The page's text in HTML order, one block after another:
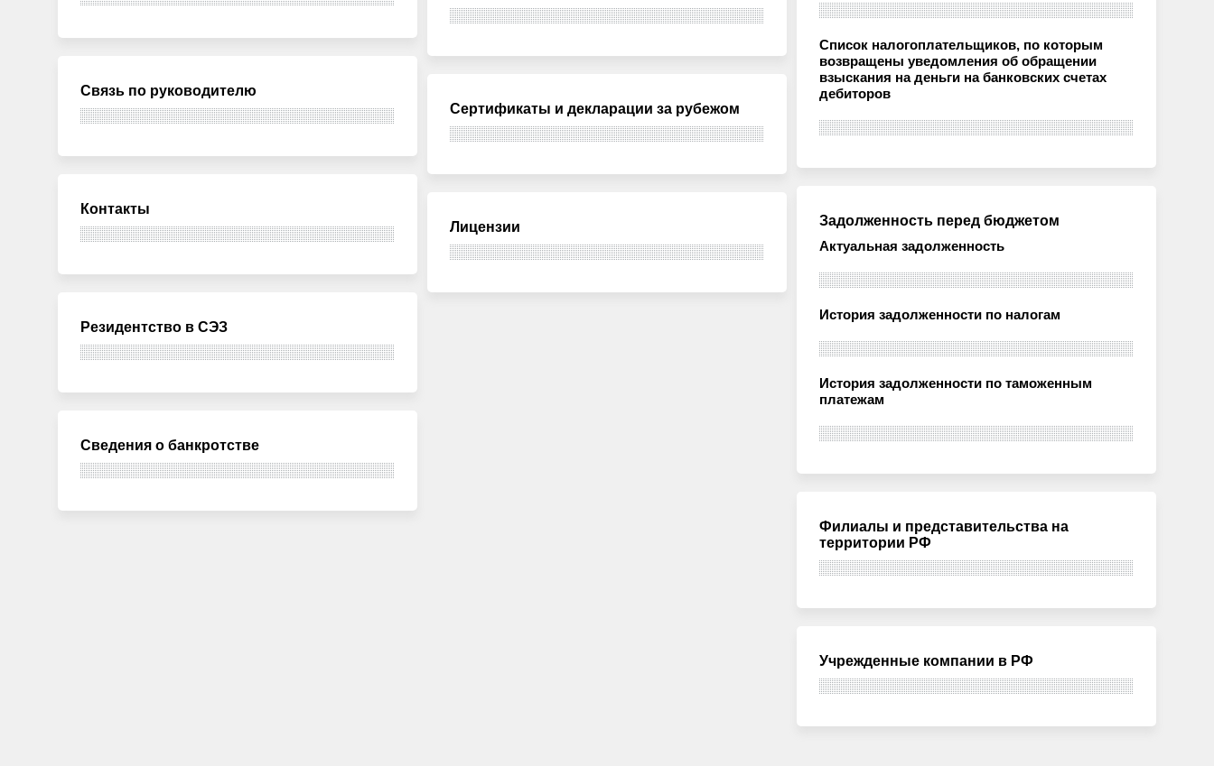
Связь по руководителю
Контакты
Резидентство в СЭЗ
Сведения о банкротстве
Сертификаты и декларации за рубежом
Лицензии
Список налогоплательщиков, по которым
возвращены уведомления об обращении
взыскания на деньги на банковских счетах
дебиторов
Задолженность перед бюджетом
Актуальная задолженность
История задолженности по налогам
История задолженности по таможенным
платежам
Филиалы и представительства на
территории РФ
Учрежденные компании в РФ